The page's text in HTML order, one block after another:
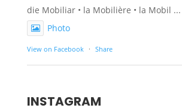
die Mobiliar • la Mobilière • la Mobil ...
Photo
View on Facebook · Share
INSTAGRAM